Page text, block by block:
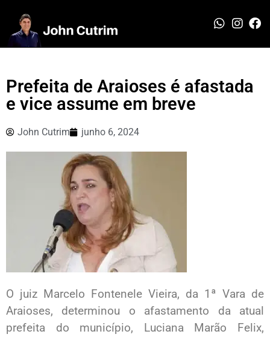
Prefeita de Araioses é afastada
e vice assume em breve
John Cutrim junho 6, 2024
O juiz Marcelo Fontenele Vieira, da 1ª Vara de
Araioses, determinou o afastamento da atual
prefeita do município, Luciana Marão Felix,